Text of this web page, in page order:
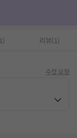
리뷰(1)
수정 요청